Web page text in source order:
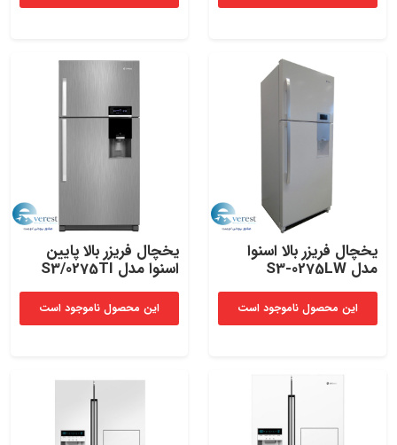
یخچال فریزر بالا اسنوا
مدل S3-0275LW
این محصول ناموجود است
یخچال فریزر بالا پایین
اسنوا مدل S3/0275TI
این محصول ناموجود است